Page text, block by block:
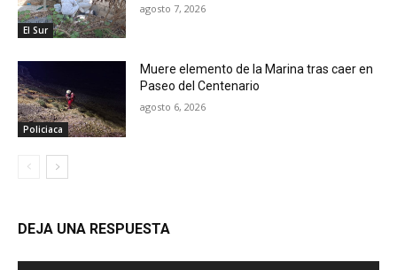
El Sur
agosto 7, 2026
Policiaca
Muere elemento de la Marina tras caer en
Paseo del Centenario
agosto 6, 2026
DEJA UNA RESPUESTA